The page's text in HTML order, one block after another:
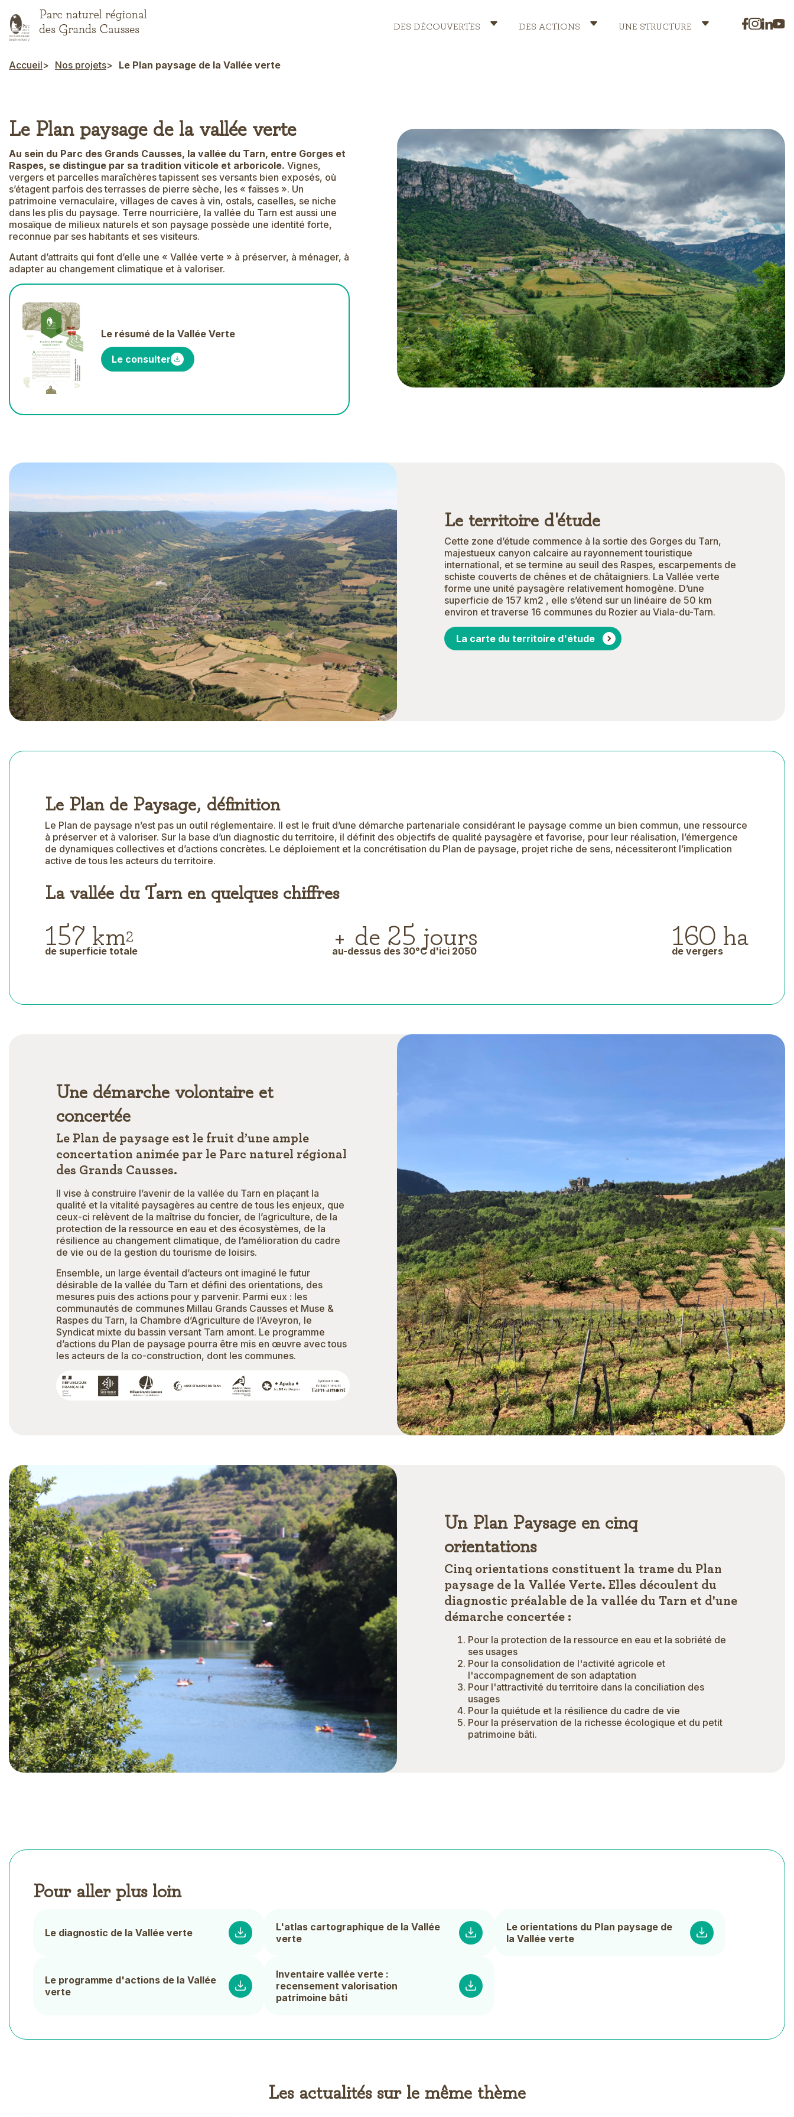
au
contenu
Header
DES DÉCOUVERTES DES ACTIONS UNE STRUCTURE
Fil d'Ariane
Accueil Nos projets Le Plan paysage de la Vallée verte
Le Plan paysage de la vallée verte
Au sein du Parc des Grands Causses, la vallée du Tarn, entre Gorges et
Raspes, se distingue par sa tradition viticole et arboricole. Vignes,
vergers et parcelles maraîchères tapissent ses versants bien exposés, où
s’étagent parfois des terrasses de pierre sèche, les « faïsses ». Un
patrimoine vernaculaire, villages de caves à vin, ostals, caselles, se niche
dans les plis du paysage. Terre nourricière, la vallée du Tarn est aussi une
mosaïque de milieux naturels et son paysage possède une identité forte,
reconnue par ses habitants et ses visiteurs.
Autant d’attraits qui font d’elle une « Vallée verte » à préserver, à ménager, à
adapter au changement climatique et à valoriser.
Le résumé de la Vallée Verte
Le consulter
Le territoire d'étude
Cette zone d’étude commence à la sortie des Gorges du Tarn,
majestueux canyon calcaire au rayonnement touristique
international, et se termine au seuil des Raspes, escarpements de
schiste couverts de chênes et de châtaigniers. La Vallée verte
forme une unité paysagère relativement homogène. D’une
superficie de 157 km2 , elle s’étend sur un linéaire de 50 km
environ et traverse 16 communes du Rozier au Viala-du-Tarn.
La carte du territoire d'étude
Le Plan de Paysage, définition
Le Plan de paysage n’est pas un outil réglementaire. Il est le fruit d’une démarche partenariale considérant le paysage comme un bien commun, une ressource
à préserver et à valoriser. Sur la base d’un diagnostic du territoire, il définit des objectifs de qualité paysagère et favorise, pour leur réalisation, l’émergence
de dynamiques collectives et d’actions concrètes. Le déploiement et la concrétisation du Plan de paysage, projet riche de sens, nécessiteront l’implication
active de tous les acteurs du territoire.
La vallée du Tarn en quelques chiffres
157 km2
de superficie totale + de 25 jours
au-dessus des 30°C d'ici 2050 160 ha
de vergers
Une démarche volontaire et
concertée
Le Plan de paysage est le fruit d’une ample
concertation animée par le Parc naturel régional
des Grands Causses.
Il vise à construire l’avenir de la vallée du Tarn en plaçant la
qualité et la vitalité paysagères au centre de tous les enjeux, que
ceux-ci relèvent de la maîtrise du foncier, de l’agriculture, de la
protection de la ressource en eau et des écosystèmes, de la
résilience au changement climatique, de l’amélioration du cadre
de vie ou de la gestion du tourisme de loisirs.
Ensemble, un large éventail d’acteurs ont imaginé le futur
désirable de la vallée du Tarn et défini des orientations, des
mesures puis des actions pour y parvenir. Parmi eux : les
communautés de communes Millau Grands Causses et Muse &
Raspes du Tarn, la Chambre d’Agriculture de l’Aveyron, le
Syndicat mixte du bassin versant Tarn amont. Le programme
d’actions du Plan de paysage pourra être mis en œuvre avec tous
les acteurs de la co-construction, dont les communes.
Un Plan Paysage en cinq
orientations
Cinq orientations constituent la trame du Plan
paysage de la Vallée Verte. Elles découlent du
diagnostic préalable de la vallée du Tarn et d'une
démarche concertée :
Pour la protection de la ressource en eau et la sobriété de
ses usages
Pour la consolidation de l'activité agricole et
l'accompagnement de son adaptation
Pour l'attractivité du territoire dans la conciliation des
usages
Pour la quiétude et la résilience du cadre de vie
Pour la préservation de la richesse écologique et du petit
patrimoine bâti.
Pour aller plus loin
ListLe diagnostic de la Vallée verte
L'atlas cartographique de la Vallée
verte
Le orientations du Plan paysage de
la Vallée verte
Le programme d'actions de la Vallée
verte
Inventaire vallée verte :
recensement valorisation
patrimoine bâti
Les actualités sur le même thème